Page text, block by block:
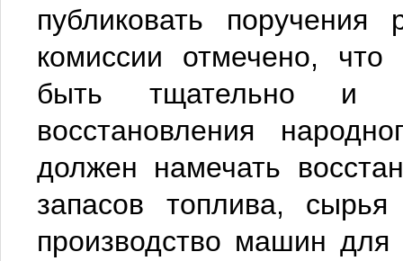
публиковать
комиссии отмечено,
быть тщательно и
восстановления
должен намечать
запасов топлива,
производство машин для